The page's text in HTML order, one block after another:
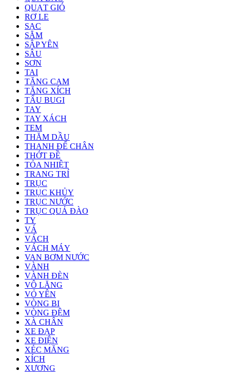
QUẠT GIÓ
RƠ LE
SẠC
SĂM
SẬP YÊN
SÂU
SƠN
TAI
TĂNG CAM
TĂNG XÍCH
TẨU BUGI
TAY
TAY XÁCH
TEM
THĂM DẦU
THANH ĐỂ CHÂN
THỚT ĐỀ
TỎA NHIỆT
TRANG TRÍ
TRỤC
TRỤC KHỦY
TRỤC NƯỚC
TRỤC QUẢ ĐÀO
TY
VÁ
VÁCH
VÁCH MÁY
VAN BƠM NƯỚC
VÀNH
VÀNH ĐÈN
VÔ LĂNG
VỎ YÊN
VÒNG BI
VÒNG ĐỆM
XÀ CHÂN
XE ĐẠP
XE ĐIỆN
XÉC MĂNG
XÍCH
XƯƠNG